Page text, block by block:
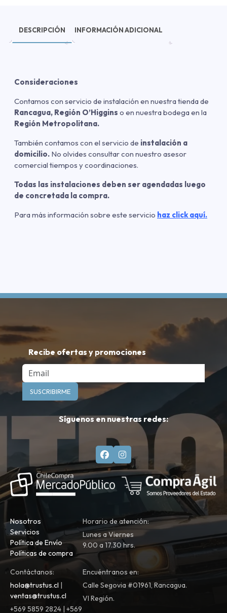
DESCRIPCIÓN INFORMACIÓN ADICIONAL
Consideraciones
Contamos con servicio de instalación en nuestra tienda de
Rancagua, Región O’Higgins o en nuestra bodega en la
Región Metropolitana.
También contamos con el servicio de instalación a
domicilio. No olvides consultar con nuestro asesor
comercial tiempos y coordinaciones.
Todas las instalaciones deben ser agendadas luego
de concretada la compra.
Para más información sobre este servicio haz click aquí.
Recibe ofertas y promociones
Email
SUSCRIBIRME
Síguenos en nuestras redes:
Nosotros
Servicios
Política de Envío
Políticas de compra
Horario de atención:
Lunes a Viernes
9.00 a 17.30 hrs.
Contáctanos:
hola@trustus.cl |
ventas@trustus.cl
+569 5859 2824 | +569
Encuéntranos en:
Calle Segovia #01961, Rancagua.
VI Región.